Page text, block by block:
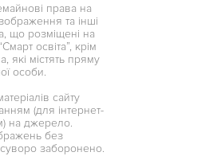
права на
та інші
що розміщені на
освіта”, крім
які містять пряму
особи.
сайту
(для інтернет-
на джерело.
без
заборонено.